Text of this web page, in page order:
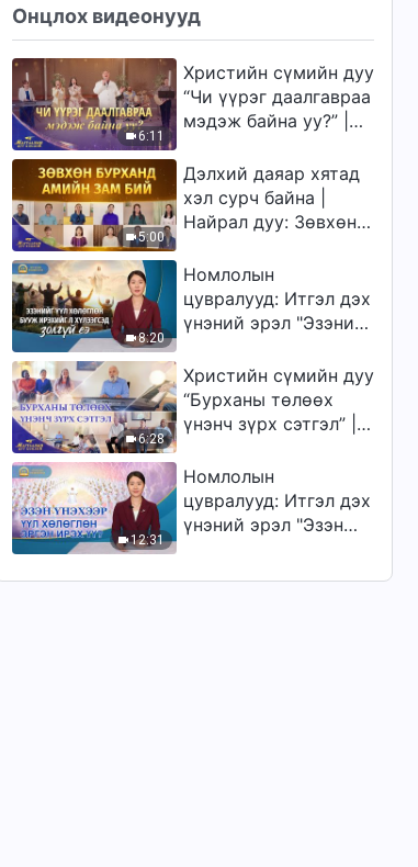
Онцлох видеонууд
6:11
Христийн сүмийн дуу
“Чи үүрэг даалгавраа
мэдэж байна уу?” |
хоолой
5:00
Дэлхий даяар хятад
хэл сурч байна |
Найрал дуу: Зөвхөн
бий | 2026
Магтаалын дуу
хоолой
8:20
Номлолын
цувралууд: Итгэл дэх
үнэний эрэл "Эзэнийг
ирэхийг л хүлээгсэд
золгүй еэ"
6:28
Христийн сүмийн дуу
“Бурханы төлөөх
үнэнч зүрх сэтгэл” |
хоолой
12:31
Номлолын
цувралууд: Итгэл дэх
үнэний эрэл "Эзэн